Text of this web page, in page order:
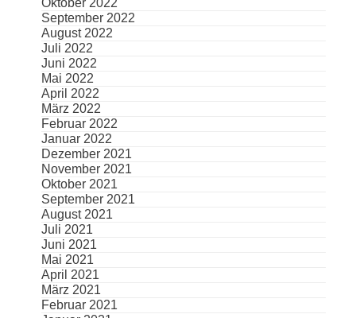
Oktober 2022
September 2022
August 2022
Juli 2022
Juni 2022
Mai 2022
April 2022
März 2022
Februar 2022
Januar 2022
Dezember 2021
November 2021
Oktober 2021
September 2021
August 2021
Juli 2021
Juni 2021
Mai 2021
April 2021
März 2021
Februar 2021